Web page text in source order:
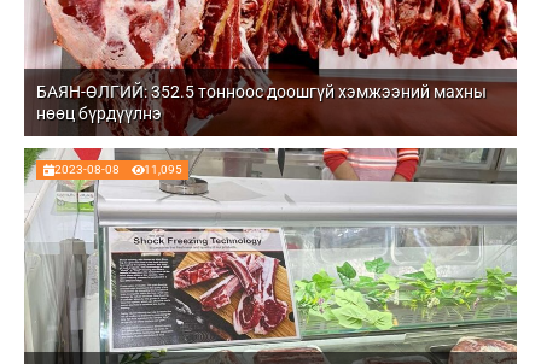
БАЯН-ӨЛГИЙ: 352.5 тонноос доошгүй хэмжээний махны
нөөц бүрдүүлнэ
2023-08-08 11,095